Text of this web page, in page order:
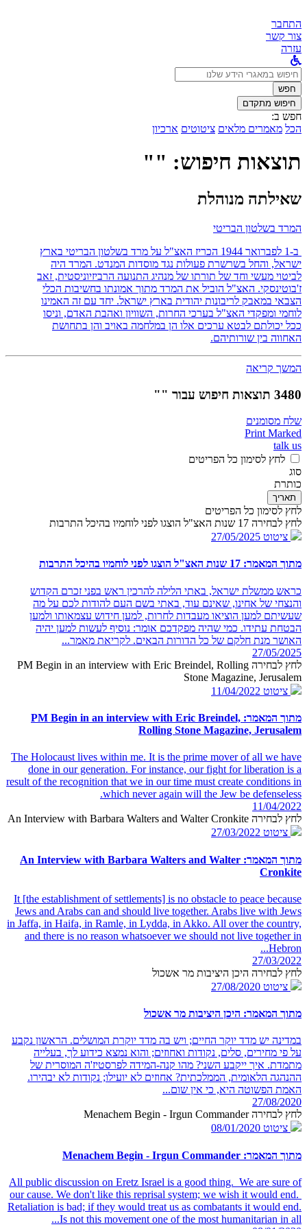
התחבר
צור קשר
עזרה
לחפש
ב:חפש
חיפוש מתקדם
חפש ב:
הכל מאמרים מלאים ציטוטים ארכיון
תוצאות חיפוש: ""
שאילתה מנוהלת
המרד בשלטון הבריטי
ב-1 לפברואר 1944 הכריז האצ"ל על מרד בשלטון הבריטי בארץ
ישראל, והחל בשרשרת פעולות נגד מוסדות המנדט. המרד היה
לביטוי מעשי וחד של תורתו של מנהיג התנועה הרביזיוניסטית, זאב
ז'בוטינסקי. האצ"ל הוביל את המרד מתוך אמונתו בחשיבות הכלי
הצבאי במאבק לריבונות יהודית בארץ ישראל. יחד עם זה האמינו
לוחמי ומפקדי האצ"ל בערכי החרות, השוויון ואהבת האדם, וניסו
ככל יכולתם לבטא ערכים אלו הן במלחמה באויב והן בתחושת
האחווה בין שורותיהם.
המשך קריאה
3480 תוצאות חיפוש עבור ""
שלח מסומנים
Print Marked
talk us
לחץ לסימון כל הפריטים
סוג
כותרת
תאריך
לחץ לסימון כל הפריטים
לחץ לבחירה 17 שנות האצ"ל הוצגו לפני לוחמיו בהיכל התרבות
ציטוט 27/05/2025
מתוך המאמר: 17 שנות האצ"ל הוצגו לפני לוחמיו בהיכל התרבות
כראש ממשלת ישראל, באתי הלילה להרכין ראש בפני זכרם הקדוש
והנצחי של אחינו, שאינם עוד, באתי בשם העם להודות לכם על מה
שעשיתם למען הוציאו מעבדות לחרות, למען חידוש עצמאותו ולמען
הבטחת עתידו. כמי שהיה מפקדכם אומר: נוסיף לעשות למען יהיה
האושר מנת חלקם של כל הדורות הבאים. לקריאת מאמר...
27/05/2025
לחץ לבחירה PM Begin in an interview with Eric Breindel, Rolling
Stone Magazine, Jerusalem
ציטוט 11/04/2022
מתוך המאמר: PM Begin in an interview with Eric Breindel,
Rolling Stone Magazine, Jerusalem
The Holocaust lives within me. It is the prime mover of all we have
done in our generation. For instance, our fight for liberation is a
result of the recognition that we in our time must create conditions in
which never again will the Jew be defenseless.
11/04/2022
לחץ לבחירה An Interview with Barbara Walters and Walter Cronkite
ציטוט 27/03/2022
מתוך המאמר: An Interview with Barbara Walters and Walter
Cronkite
It [the establishment of settlements] is no obstacle to peace because
Jews and Arabs can and should live together. Arabs live with Jews
in Jaffa, in Haifa, in Ramle, in Lydda, in Akko. All over the country,
and there is no reason whatsoever we should not live together in
Hebron...
27/03/2022
לחץ לבחירה היכן היציבות מר אשכול
ציטוט 27/08/2020
מתוך המאמר: היכן היציבות מר אשכול
במדינה יש מדד יוקר החיים; ויש בה מדד יוקרת המושלים. הראשון נקבע
על פי מחירים, סלים, נקודות ואחוזים; והוא נמצא כידוע לך, בעלייה
מתמדת. איך ייקבע השני? מהו קנה-המידה לפרסטיז'ה המוסרית של
ההנהגה הלאומית, הממלכתית? אחוזים לא יועילו; נקודות לא יבהירו.
האמת הפשוטה היא, כי אין שום...
27/08/2020
לחץ לבחירה Menachem Begin - Irgun Commander
ציטוט 08/01/2020
מתוך המאמר: Menachem Begin - Irgun Commander
All public discussion on Eretz Israel is a good thing. We are sure of
our cause. We don't like this reprisal system; we wish it would end.
Retaliation is bad; if they would treat us as combatants it would end.
Is not this movement one of the most humanitarian in all...